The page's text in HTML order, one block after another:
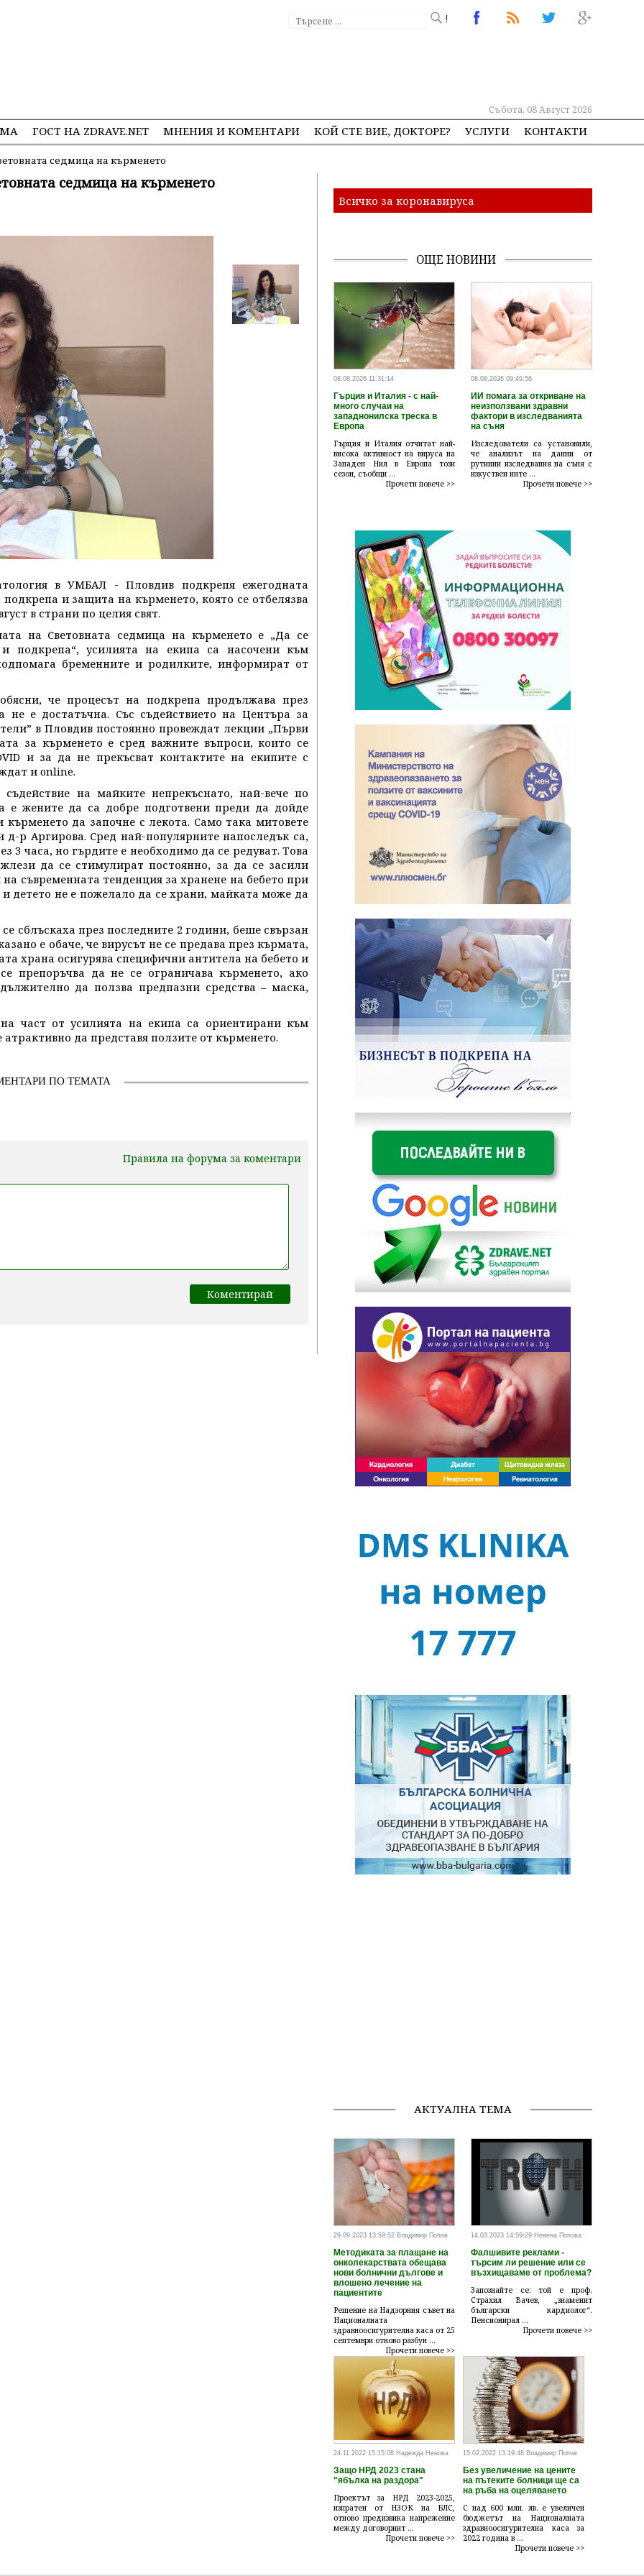
!
Събота, 08 Август 2026
ГОСТ НА ZDRAVE.NET МНЕНИЯ И КОМЕНТАРИ КОЙ СТЕ ВИЕ, ДОКТОРЕ? УСЛУГИ КОНТАКТИ
седмица на кърменето
седмица на кърменето
в УМБАЛ - Пловдив подкрепя ежегодната
и защита на кърменето, която се отбелязва
в страни по целия свят.
на Световната седмица на кърменето е „Да се
подкрепа“, усилията на екипа са насочени към
бременните и родилките, информират от
че процесът на подкрепа продължава през
е достатъчна. Със съдействието на Центъра за
в Пловдив постоянно провеждат лекции „Първи
за кърменето е сред важните въпроси, които се
и за да не прекъсват контактите на екипите с
и online.
на майките непрекъснато, най-вече по
е жените да са добре подготвени преди да дойде
да започне с лекота. Само така митовете
р Аргирова. Сред най-популярните напоследък са,
3 часа, но гърдите е необходимо да се редуват. Това
да се стимулират постоянно, за да се засили
съвременната тенденция за хранене на бебето при
детето не е пожелало да се храни, майката може да
сблъскаха през последните 2 години, беше свързан
е обаче, че вирусът не се предава през кърмата,
храна осигурява специфични антитела на бебето и
препоръчва да не се ограничава кърменето, ако
да ползва предпазни средства – маска,
част от усилията на екипа са ориентирани към
да представя ползите от кърменето.
ПО ТЕМАТА
Правила на форума за коментари
Всичко за коронавируса
ОЩЕ НОВИНИ
08.08.2026 11:31:14
Гърция и Италия - с най-
много случаи на
западнонилска треска в
Европа
Гърция и Италия отчитат най-
висока активност на вируса на
Западен Нил в Европа този
сезон, съобщи ...
Прочети повече >>
08.08.2026 09:49:56
ИИ помага за откриване на
неизползвани здравни
фактори в изследванията
на съня
Изследователи са установили,
че анализът на данни от
рутинни изследвания на съня с
изкуствен инте ...
Прочети повече >>
АКТУАЛНА ТЕМА
29.09.2023 13:59:52 Владимир Попов
Методиката за плащане на
онколекарствата обещава
нови болнични дългове и
влошено лечение на
пациентите
Решение на Надзорния съвет на
Националната
здравноосигурителна каса от 25
септември отново разбун ...
Прочети повече >>
14.03.2023 14:59:29 Невена Попова
Фалшивите реклами -
търсим ли решение или се
възхищаваме от проблема?
Запознайте се: той е проф.
Страхил Вачев, „знаменит
български кардиолог“.
Пенсионирал ...
Прочети повече >>
24.11.2022 15:15:08 Надежда Ненова
Защо НРД 2023 стана
"ябълка на раздора"
Проектът за НРД 2023-2025,
изпратен от НЗОК на БЛС,
отново предизвика напрежение
между договорнит ...
Прочети повече >>
15.02.2022 13:19:48 Владимир Попов
Без увеличение на цените
на пътеките болници ще са
на ръба на оцеляването
С над 600 млн. лв. е увеличен
бюджетът на Националната
здравноосигурителна каса за
2022 година в ...
Прочети повече >>